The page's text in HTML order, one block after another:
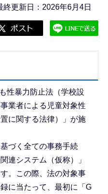
終更新日：2026年6月4日
性暴力防止法（学校設
業者による児童対象性
に関する法律）」が施
づく全ての事務手続
連システム（仮称）」
。この際、法の対象事
に当たって、最初に「G